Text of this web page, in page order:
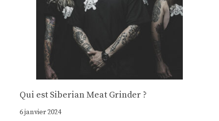
Qui est Siberian Meat Grinder ?
6 janvier 2024